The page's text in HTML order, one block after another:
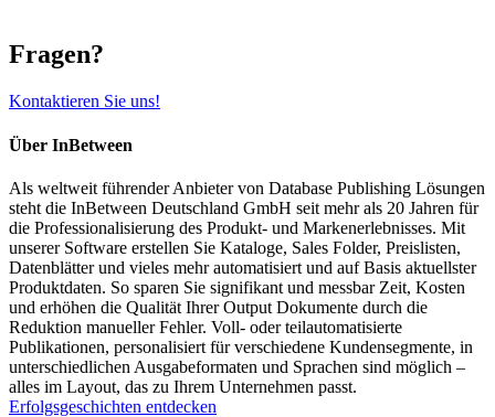
Fragen?
Kontaktieren Sie uns!
Über InBetween
Als weltweit führender Anbieter von Database Publishing Lösungen
steht die InBetween Deutschland GmbH seit mehr als 20 Jahren für
die Professionalisierung des Produkt- und Markenerlebnisses. Mit
unserer Software erstellen Sie Kataloge, Sales Folder, Preislisten,
Datenblätter und vieles mehr automatisiert und auf Basis aktuellster
Produktdaten. So sparen Sie signifikant und messbar Zeit, Kosten
und erhöhen die Qualität Ihrer Output Dokumente durch die
Reduktion manueller Fehler. Voll- oder teilautomatisierte
Publikationen, personalisiert für verschiedene Kundensegmente, in
unterschiedlichen Ausgabeformaten und Sprachen sind möglich –
alles im Layout, das zu Ihrem Unternehmen passt.
Erfolgsgeschichten entdecken